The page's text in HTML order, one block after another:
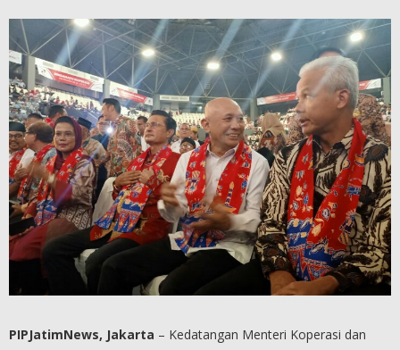
PIPJatimNews, Jakarta – Kedatangan Menteri Koperasi dan